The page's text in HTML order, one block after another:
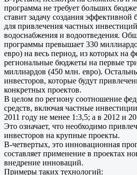
программа не требует больших
ставит задачу создания эффективной
для привлечения частных
водоснабжения и водоотведения.
программы превышает 330
евро) на весь период, из которых на
региональные бюджеты на первые
миллиардов (450 млн. евро).
инвесторов, которые будут
конкретных проектов.
В целом по региону соотношение
средств, включая частные
2011 году не менее 1:3,5; а в 2012 и
Это означает, что необходимо
инвесторов на крупные проекты.
В-четвертых, это инновационная
составляет применение в проектах
внедрение инноваций.
Примеры таких технологий: